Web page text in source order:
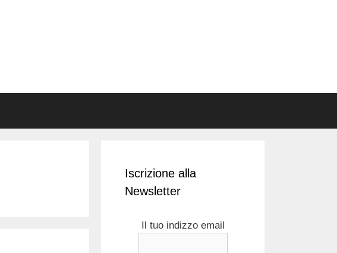
Iscrizione alla
Newsletter
Il tuo indizzo email